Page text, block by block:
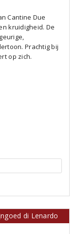
Cantine Due
kruidigheid. De
Prachtig bij
op zich.
di Lenardo